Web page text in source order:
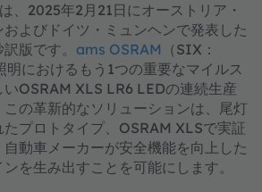
、2025年2月21日にオーストリア・
よびドイツ・ミュンヘンで発表した
版です。 ams OSRAM （SIX：
明におけるもう1つの重要なマイルス
いOSRAM XLS LR6 LEDの連続生産
の革新的なソリューションは、尾灯
プロトタイプ、OSRAM XLSで実証
動車メーカーが安全機能を向上した
を生み出すことを可能にします。